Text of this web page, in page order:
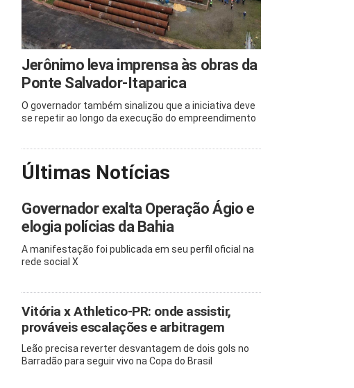
Jerônimo leva imprensa às obras da
Ponte Salvador-Itaparica
O governador também sinalizou que a iniciativa deve
se repetir ao longo da execução do empreendimento
Últimas Notícias
Governador exalta Operação Ágio e
elogia polícias da Bahia
A manifestação foi publicada em seu perfil oficial na
rede social X
Vitória x Athletico-PR: onde assistir,
prováveis escalações e arbitragem
Leão precisa reverter desvantagem de dois gols no
Barradão para seguir vivo na Copa do Brasil